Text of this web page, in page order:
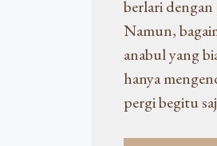
berlari
Namun,
anabul yang
hanya
pergi begitu